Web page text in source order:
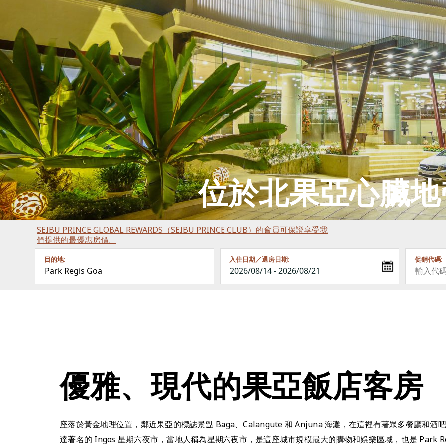
位於北果亞心臟
SEIBU PRINCE GLOBAL REWARDS（SEIBU PRINCE CLUB）的會員可保證享受我
們提供的最優惠房價。
目的地:
Park Regis Goa
入住日期／退房日期: 促銷代碼:
優雅、現代的果亞飯店客房
座落於黃金地理位置，鄰近果亞的標誌景點 Baga、Calangute 和 Anjuna 海灘，在這裡有著眾多餐廳和酒
達著名的 Ingos 星期六夜市，當地人稱為星期六夜市，是這座城市規模最大的購物和娛樂區域，也是 Park